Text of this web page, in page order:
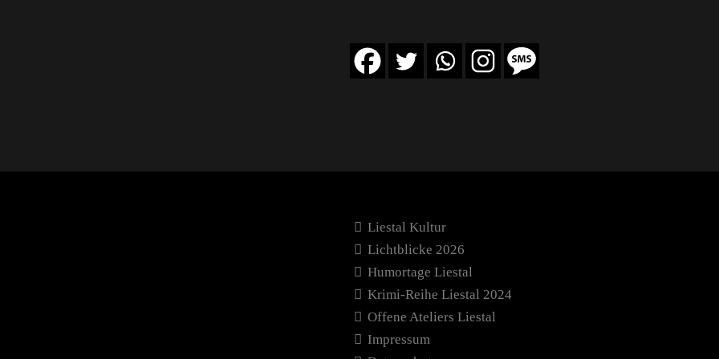
Liestal Kultur
Lichtblicke 2026
Humortage Liestal
Krimi-Reihe Liestal 2024
Offene Ateliers Liestal
Impressum